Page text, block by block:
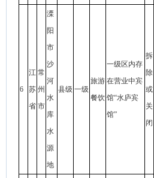
6
江
苏
省
常
州
市
溧
阳
市
沙
河
水
库
水
源
地
县级 一级
旅游
餐饮
一级区内存
在营业中宾
馆“水庐宾
馆”
拆
除
或
关
闭